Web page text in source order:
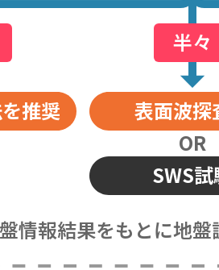
推奨
半々
表面波探
OR
SWS
情報結果をもとに地